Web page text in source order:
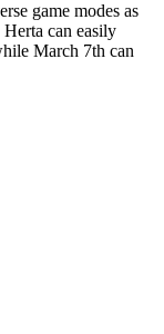
game modes as
can easily
March 7th can